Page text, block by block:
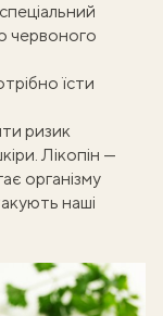
червоного
їсти
ризик
Лікопін —
організму
наші